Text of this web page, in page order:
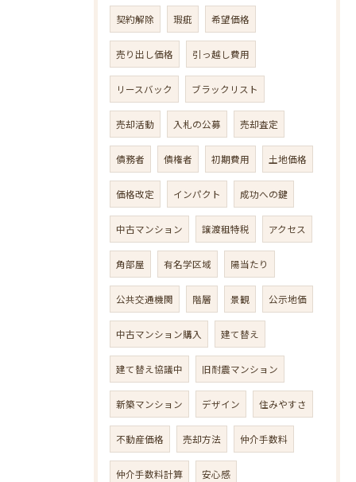
契約解除 瑕疵 希望価格
売り出し価格 引っ越し費用
リースバック ブラックリスト
売却活動 入札の公募 売却査定
債務者 債権者 初期費用 土地価格
価格改定 インパクト 成功への鍵
中古マンション 譲渡租特税 アクセス
角部屋 有名学区域 陽当たり
公共交通機関 階層 景観 公示地価
中古マンション購入 建て替え
建て替え協議中 旧耐震マンション
新築マンション デザイン 住みやすさ
不動産価格 売却方法 仲介手数料
仲介手数料計算 安心感